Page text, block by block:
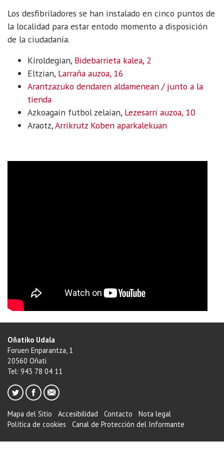
Los desfibriladores se han instalado en cinco puntos de
la localidad para estar entodo momento a disposición
de la ciudadanía.
Kiroldegian, Bidebarrieta kalea, 2
Eltzian, Larraña auzoa, 16
Arantzazuko dendaren aldamenean / junto a la
tienda
Azkoagain futbol zelaian, Lezesarri auzoa, 10
Araotz,Arrikrutz Koben aparkalekuan
Oñatiko Udala
Foruen Enparantza, 1
20560 Oñati
Tel: 943 78 04 11
Mapa del Sitio Accesibilidad Contacto
Nota legal
Política de cookies
Canal de Protección del Informante